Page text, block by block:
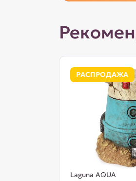
РАСПРОДАЖА
Laguna AQUA